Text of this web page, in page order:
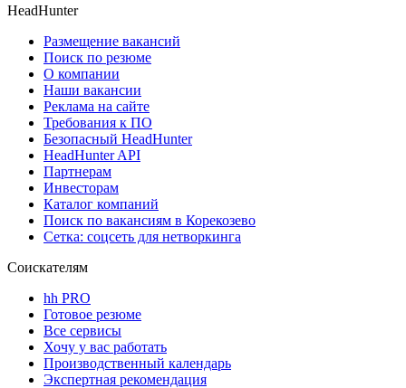
HeadHunter
Размещение вакансий
Поиск по резюме
О компании
Наши вакансии
Реклама на сайте
Требования к ПО
Безопасный HeadHunter
HeadHunter API
Партнерам
Инвесторам
Каталог компаний
Поиск по вакансиям в Корекозево
Сетка: соцсеть для нетворкинга
Соискателям
hh PRO
Готовое резюме
Все сервисы
Хочу у вас работать
Производственный календарь
Экспертная рекомендация